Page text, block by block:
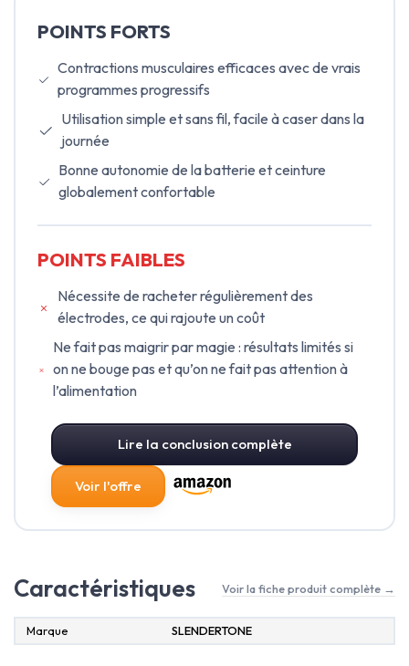
POINTS FORTS
Contractions musculaires efficaces avec de vrais
programmes progressifs
Utilisation simple et sans fil, facile à caser dans la
journée
Bonne autonomie de la batterie et ceinture
globalement confortable
POINTS FAIBLES
Nécessite de racheter régulièrement des
électrodes, ce qui rajoute un coût
Ne fait pas maigrir par magie : résultats limités si
on ne bouge pas et qu’on ne fait pas attention à
l’alimentation
Lire la conclusion complète
Voir l'offre
Caractéristiques Voir la fiche produit complète →
Marque ‎SLENDERTONE